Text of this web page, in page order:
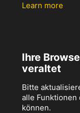
Learn more
Ihre
veraltet
Bitte
alle Funktionen
können.